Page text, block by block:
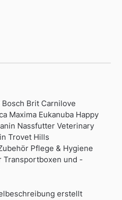
Brit Carnilove
Maxima Eukanuba Happy
Nassfutter Veterinary
Trovet Hills
Pflege & Hygiene
Transportboxen und -
erstellt